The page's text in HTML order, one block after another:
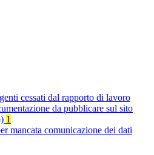
cessati dal rapporto di lavoro
da pubblicare sul sito
1
mancata comunicazione dei dati